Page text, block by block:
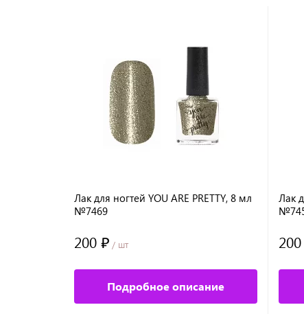
Лак для ногтей YOU ARE PRETTY, 8 мл
№7469
200 ₽ / шт
Подробное описание
Лак